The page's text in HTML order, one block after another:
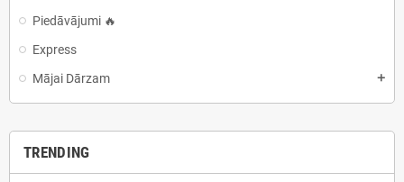
Piedāvājumi 🔥
Express
Mājai Dārzam
add
TRENDING